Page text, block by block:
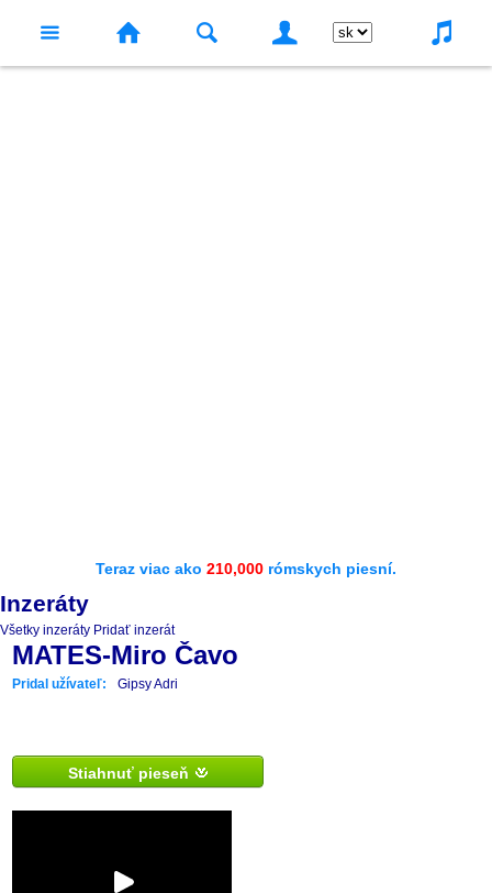
Teraz viac ako 210,000 rómskych piesní.
Inzeráty
Všetky inzeráty Pridať inzerát
MATES-Miro Čavo
Pridal užívateľ: Gipsy Adri
Stiahnuť pieseň